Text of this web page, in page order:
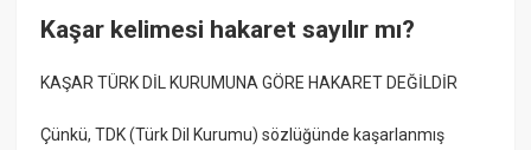
Kaşar kelimesi hakaret sayılır mı?
KAŞAR TÜRK DİL KURUMUNA GÖRE HAKARET DEĞİLDİR
Çünkü, TDK (Türk Dil Kurumu) sözlüğünde kaşarlanmış